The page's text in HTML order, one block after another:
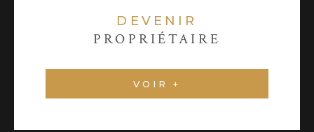
DEVENIR
PROPRIÉTAIRE
VOIR +